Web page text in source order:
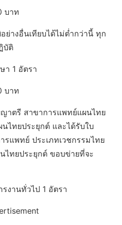
บาท
างอื่นเทียบได้ไม่ต่ำกว่านี้ ทุก
บัติ
า 1 อัตรา
บาท
าตรี สาขาการแพทย์แผนไทย
ไทยประยุกต์ และได้รับใบ
แพทย์ ประเภทเวชกรรมไทย
ไทยประยุกต์ ขอบข่ายที่จะ
งานทั่วไป 1 อัตรา